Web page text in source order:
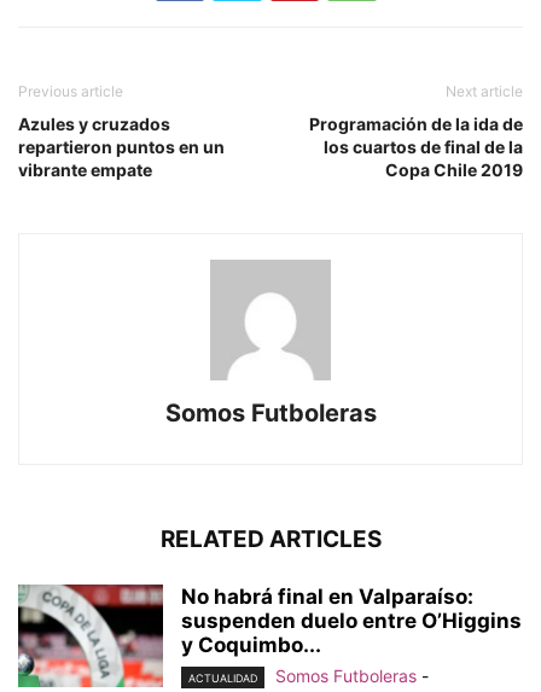
Previous article
Azules y cruzados
repartieron puntos en un
vibrante empate
Next article
Programación de la ida de
los cuartos de final de la
Copa Chile 2019
Somos Futboleras
RELATED ARTICLES
No habrá final en Valparaíso:
suspenden duelo entre O’Higgins
y Coquimbo...
ACTUALIDAD Somos Futboleras -